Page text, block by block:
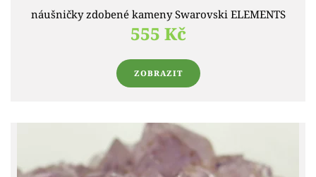
náušničky zdobené kameny Swarovski ELEMENTS
555 Kč
ZOBRAZIT